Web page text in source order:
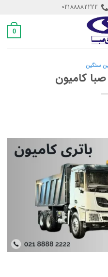
02188882222
0
سنگین
کامیون